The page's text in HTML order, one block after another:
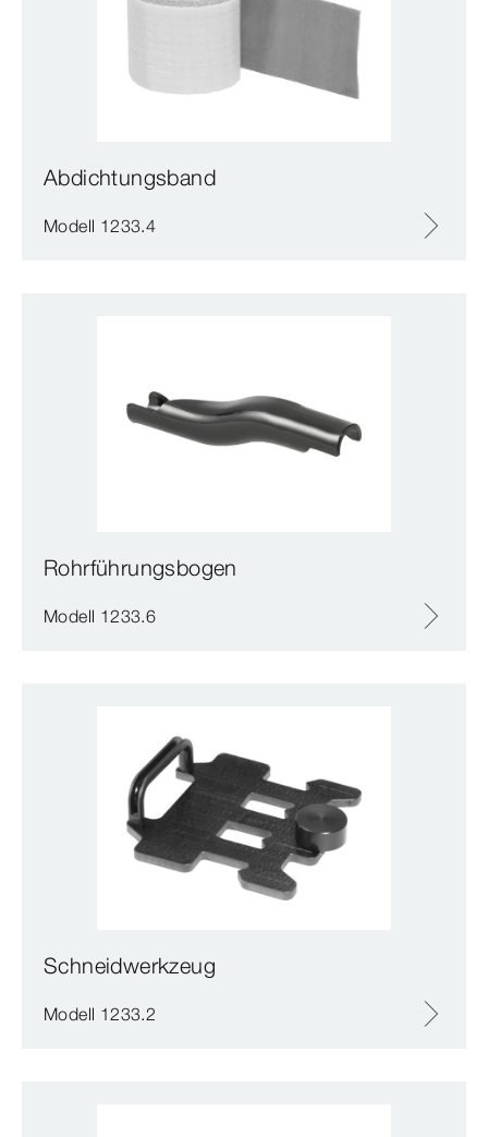
Abdichtungsband
Modell 1233.4
Rohrführungsbogen
Modell 1233.6
Schneidwerkzeug
Modell 1233.2